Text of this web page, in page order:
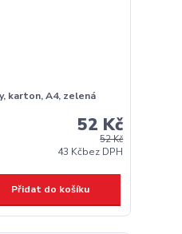
karton, A4, zelená
52 Kč
52 Kč
43 Kčbez DPH
Přidat do košíku